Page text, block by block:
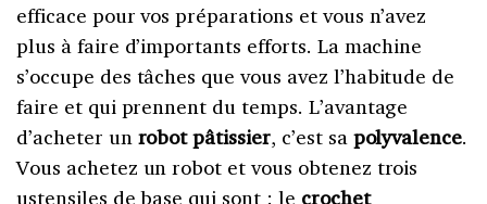
efficace pour vos préparations et vous n’avez
plus à faire d’importants efforts. La machine
s’occupe des tâches que vous avez l’habitude de
faire et qui prennent du temps. L’avantage
d’acheter un robot pâtissier, c’est sa polyvalence.
Vous achetez un robot et vous obtenez trois
ustensiles de base qui sont : le crochet